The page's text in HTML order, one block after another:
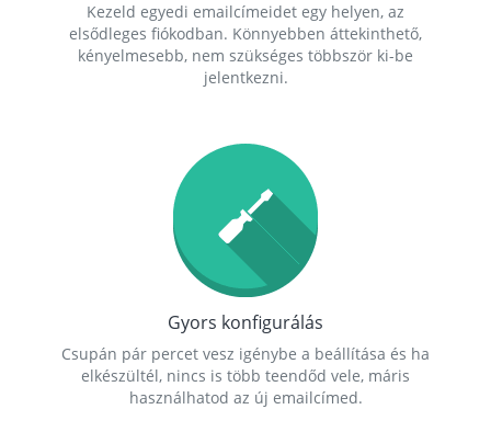
Kezeld egyedi emailcímeidet egy helyen, az
elsődleges fiókodban. Könnyebben áttekinthető,
kényelmesebb, nem szükséges többször ki-be
jelentkezni.
Gyors konfigurálás
Csupán pár percet vesz igénybe a beállítása és ha
elkészültél, nincs is több teendőd vele, máris
használhatod az új emailcímed.